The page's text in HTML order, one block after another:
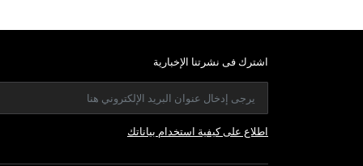
اشترك فى نشرتنا الإخبارية
اطلاع على كيفية استخدام بياناتك